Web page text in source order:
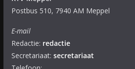
Postbus 510, 7940 AM Meppel
E-mail
Redactie: redactie
Secretariaat: secretariaat